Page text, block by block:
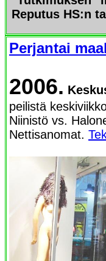
Reputus HS:n
Perjantai
2006.
peilistä
Niinistö vs.
Nettisanomat.